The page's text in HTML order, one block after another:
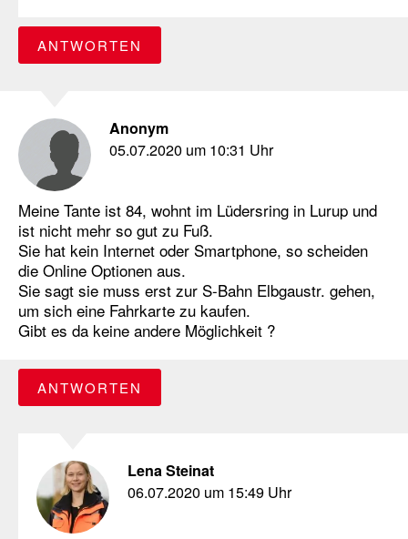
ANTWORTEN
Anonym
05.07.2020 um 10:31 Uhr
Meine Tante ist 84, wohnt im Lüdersring in Lurup und
ist nicht mehr so gut zu Fuß.
Sie hat kein Internet oder Smartphone, so scheiden
die Online Optionen aus.
Sie sagt sie muss erst zur S-Bahn Elbgaustr. gehen,
um sich eine Fahrkarte zu kaufen.
Gibt es da keine andere Möglichkeit ?
ANTWORTEN
Lena Steinat
06.07.2020 um 15:49 Uhr